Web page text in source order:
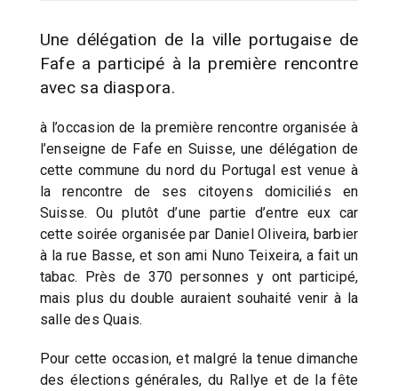
Une délégation de la ville portugaise de
Fafe a participé à la première rencontre
avec sa diaspora.
à l’occasion de la première rencontre organisée à
l’enseigne de Fafe en Suisse, une délégation de
cette commune du nord du Portugal est venue à
la rencontre de ses citoyens domiciliés en
Suisse. Ou plutôt d’une partie d’entre eux car
cette soirée organisée par Daniel Oliveira, barbier
à la rue Basse, et son ami Nuno Teixeira, a fait un
tabac. Près de 370 personnes y ont participé,
mais plus du double auraient souhaité venir à la
salle des Quais.
Pour cette occasion, et malgré la tenue dimanche
des élections générales, du Rallye et de la fête